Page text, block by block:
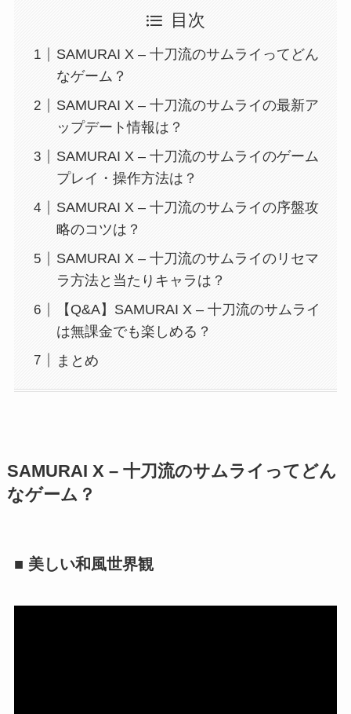
目次
SAMURAI X – 十刀流のサムライってどん
なゲーム？
SAMURAI X – 十刀流のサムライの最新ア
ップデート情報は？
SAMURAI X – 十刀流のサムライのゲーム
プレイ・操作方法は？
SAMURAI X – 十刀流のサムライの序盤攻
略のコツは？
SAMURAI X – 十刀流のサムライのリセマ
ラ方法と当たりキャラは？
【Q&A】SAMURAI X – 十刀流のサムライ
は無課金でも楽しめる？
まとめ
SAMURAI X – 十刀流のサムライってどん
なゲーム？
■ 美しい和風世界観